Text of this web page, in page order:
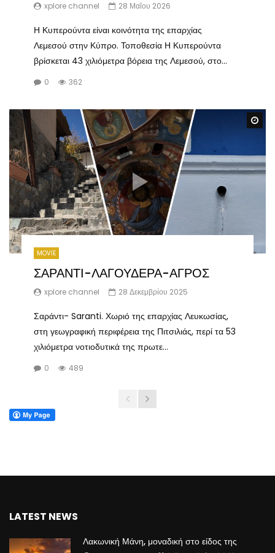
xplore channel 28 Μαΐου 2026
Η Κυπερούντα είναι κοινότητα της επαρχίας
Λεμεσού στην Κύπρο. Τοποθεσία Η Κυπερούντα
βρίσκεται 43 χιλιόμετρα βόρεια της Λεμεσού, στο...
0 362
MOVIE
ΣΑΡΑΝΤΙ-ΛΑΓΟΥΔΕΡΑ-ΑΓΡΟΣ
xplore channel 28 Δεκεμβρίου 2025
Σαράντι- Saranti. Χωριό της επαρχίας Λευκωσίας,
στη γεωγραφική περιφέρεια της Πιτσιλιάς, περί τα 53
χιλιόμετρα νοτιοδυτικά της πρωτε...
0 489
LATEST NEWS
Λακωνική Μάνη, μοναδική στο είδος της